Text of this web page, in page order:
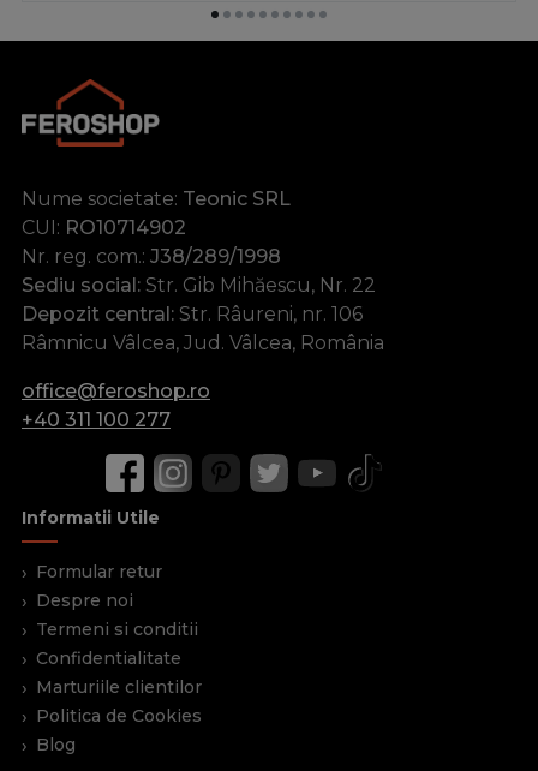
Nume societate: Teonic SRL
CUI: RO10714902
Nr. reg. com.: J38/289/1998
Sediu social: Str. Gib Mihăescu, Nr. 22
Depozit central: Str. Râureni, nr. 106
Râmnicu Vâlcea, Jud. Vâlcea, România
office@feroshop.ro
+40 311 100 277
Informatii Utile
Formular retur
Despre noi
Termeni si conditii
Confidentialitate
Marturiile clientilor
Politica de Cookies
Blog